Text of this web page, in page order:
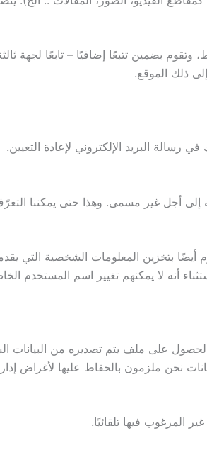
بضمين تتبعًا إضافيًا – تابعًا لجهة
ذلك الموقع.
إلى أجل غير مسمى. وهذا حتى يمكننا
أيضًا بتخزين المعلومات الشخصية
أنه لا يمكنهم تغيير اسم المستخدم
على ملف يتم تصديره من البيانات
ملزمون بالحفاظ عليها لأغراض إدارية
المرغوب فيها تلقائيًا.